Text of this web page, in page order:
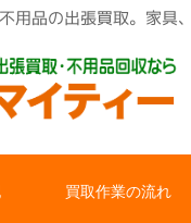
用品の出張買取。家具
買取作業の流れ